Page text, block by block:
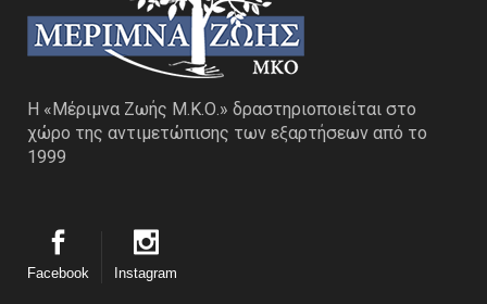
Η «Μέριμνα Ζωής Μ.Κ.Ο.» δραστηριοποιείται στο
χώρο της αντιμετώπισης των εξαρτήσεων από το
1999
Facebook Instagram